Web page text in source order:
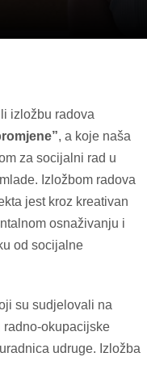
izložbu radova
, a koje naša
za socijalni rad u
Izložbom radova
jest kroz kreativan
osnaživanju i
od socijalne
su sudjelovali na
radno-okupacijske
udruge. Izložba